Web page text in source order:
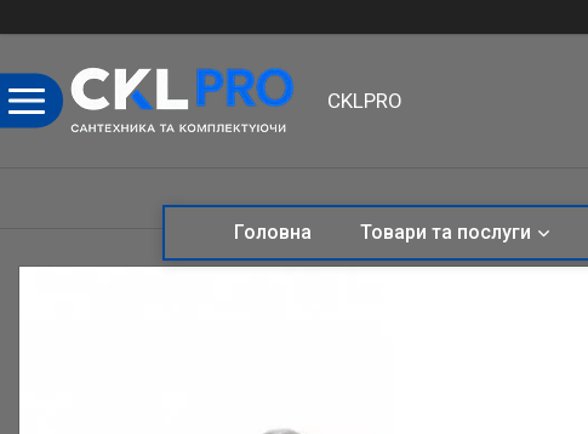
CKLPRO
Головна Товари та послуги